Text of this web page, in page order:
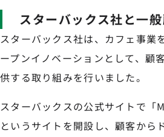
スターバックス社と一
スターバックス社は、カフェ事業
ープンイノベーションとして、顧
供する取り組みを行いました。
スターバックスの公式サイトで「
というサイトを開設し、顧客から